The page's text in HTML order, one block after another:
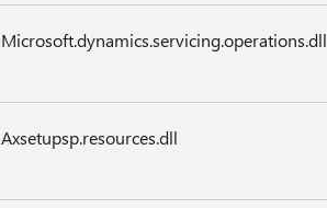
Microsoft.dynamics.servicing.operations.dll
Axsetupsp.resources.dll